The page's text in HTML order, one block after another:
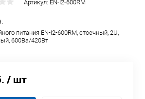
Артикул: EN-I2-600RM
питания EN-I2-600RM, стоечный, 2U,
600Ва/420Вт
/ шт